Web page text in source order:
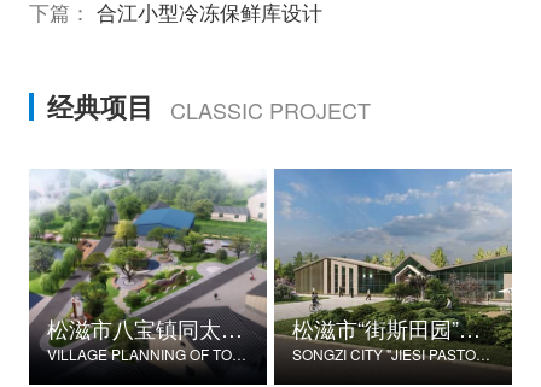
下篇： 合江小型冷冻保鲜库设计
经典项目 CLASSIC PROJECT
松滋市八宝镇同太湖村村庄规划
VILLAGE PLANNING OF TONGTAIHU VILLAGE, BABAO TOWN, SONGZI CITY
松滋市“街斯田园”美丽乡村示范片建设项目
SONGZI CITY "JIESI PASTORAL" BEAUTIFUL RURAL DEMONSTRATION FILM CONSTRUCTION PROJECT